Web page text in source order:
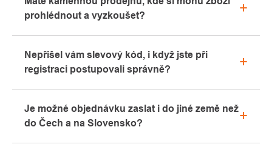
v sekci "Vše o nákupu" nebo nás kontaktujte
emailem či telefonicky.
prohlédnout a vyzkoušet?
Rádi vám zde poradíme s výběrem vhodného
vybavení, které si můžete vyzkoušet přímo v našem
showroomu.
Nepřišel vám slevový kód, i když jste při
registraci postupovali správně?
záložku „hromadné“ nebo „SPAM“, velice často zde
email s kódem končí. Pokud jste i přesto svůj
slevový kód nenalezli, kontaktujte nás na
Je možné objednávku zaslat i do jiné země než
do Čech a na Slovensko?